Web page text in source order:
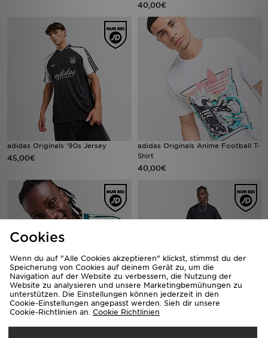
40,00€
adidas Originals '90s Jersey
45,00€
adidas Originals Anime Football T-
Shirt
40,00€
adidas Originals '90s Jersey adidas Originals Waffle T-Shirt
Cookies
Wenn du auf "Alle Cookies akzeptieren" klickst, stimmst du der
Speicherung von Cookies auf deinem Gerät zu, um die
Navigation auf der Website zu verbessern, die Nutzung der
Website zu analysieren und unsere Marketingbemühungen zu
unterstützen. Die Einstellungen können jederzeit in den
Cookie-Einstellungen angepasst werden. Sieh dir unsere
Cookie-Richtlinien an. Cookie Richtlinien